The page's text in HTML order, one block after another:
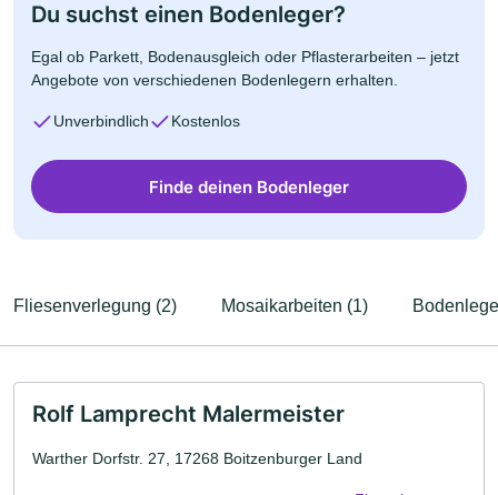
Du suchst einen Bodenleger?
Egal ob Parkett, Bodenausgleich oder Pflasterarbeiten – jetzt
Angebote von verschiedenen Bodenlegern erhalten.
Unverbindlich Kostenlos
Finde deinen Bodenleger
Fliesenverlegung (2) Mosaikarbeiten (1)
Rolf Lamprecht Malermeister
Warther Dorfstr. 27, 17268 Boitzenburger Land